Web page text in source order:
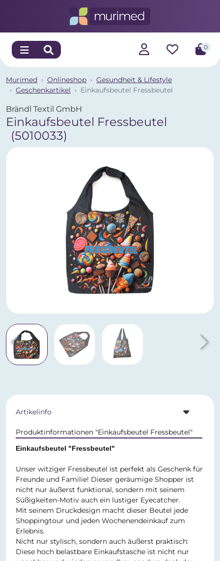
0
Murimed Onlineshop
Gesundheit & Lifestyle
Geschenkartikel
Einkaufsbeutel Fressbeutel
Brändl Textil GmbH
Einkaufsbeutel Fressbeutel
(5010033)
Artikelinfo
Produktinformationen "Einkaufsbeutel Fressbeutel"
Einkaufsbeutel "Fressbeutel"
Unser witziger Fressbeutel ist perfekt als Geschenk für
Freunde und Familie! Dieser geräumige Shopper ist
nicht nur äußerst funktional, sondern mit seinem
Süßigkeiten-Motiv auch ein lustiger Eyecatcher.
Mit seinem Druckdesign macht dieser Beutel jede
Shoppingtour und jeden Wochenendeinkauf zum
Erlebnis.
Nicht nur stylisch, sondern auch äußerst praktisch:
Diese hoch belastbare Einkaufstasche ist nicht nur